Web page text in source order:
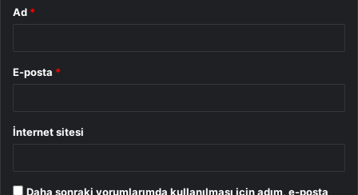
Ad *
E-posta *
İnternet sitesi
Daha sonraki yorumlarımda kullanılması için adım, e-posta